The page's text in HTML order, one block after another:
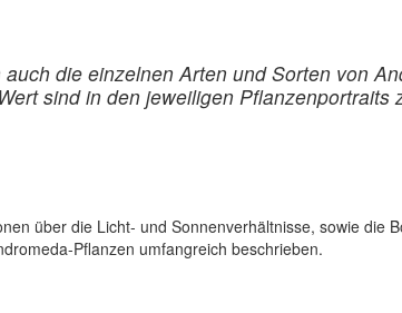
die einzelnen Arten und Sorten von
sind in den jeweiligen Pflanzenportraits
über die Licht- und Sonnenverhältnisse, sowie die
Pflanzen umfangreich beschrieben.